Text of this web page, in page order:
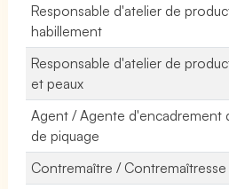
Responsable d'atelier de
habillement
Responsable d'atelier de
et peaux
Agent / Agente d'encadrement
de piquage
Contremaître / Contremaîtresse